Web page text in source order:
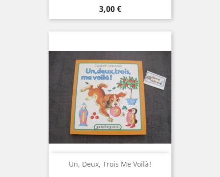
Prix
3,00 €
Un, Deux, Trois Me Voilà!